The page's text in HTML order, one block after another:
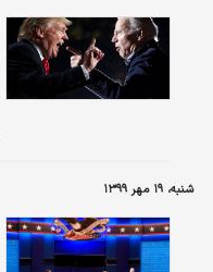
شنبه، ۱۹ مهر ۱۳۹۹